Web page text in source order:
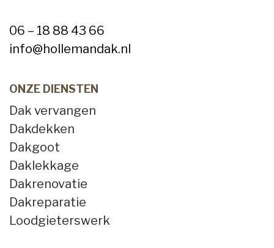
06 – 18 88 43 66
info@hollemandak.nl
ONZE DIENSTEN
Dak vervangen
Dakdekken
Dakgoot
Daklekkage
Dakrenovatie
Dakreparatie
Loodgieterswerk